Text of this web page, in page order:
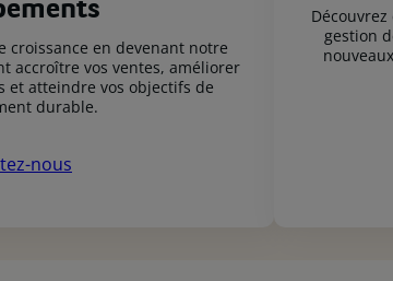
croissance en devenant notre
accroître vos ventes, améliorer
et atteindre vos objectifs de
durable.
nous
gestion